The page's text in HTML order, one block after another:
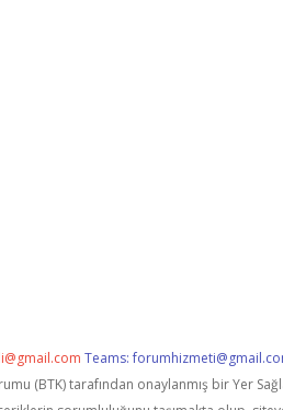
Teams:
(BTK) tarafından onaylanmış bir Yer